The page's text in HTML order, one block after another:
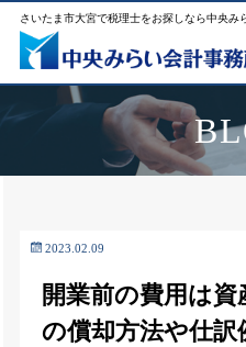
さいたま市大宮で税理士をお探しなら中央み
2023.02.09
開業前の費用は
の償却方法や仕訳